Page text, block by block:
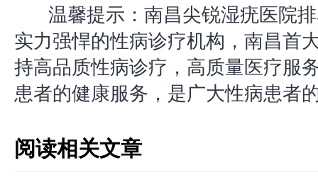
温馨提示：南昌尖锐湿疣医院
实力强悍的性病诊疗机构，南昌首
持高品质性病诊疗，高质量医疗服
患者的健康服务，是广大性病患者
阅读相关文章